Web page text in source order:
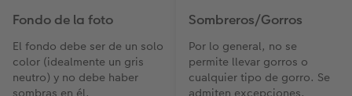
Fondo de la foto
El fondo debe ser de un solo
color (idealmente un gris
neutro) y no debe haber
sombras en él.
Sombreros/Gorros
Por lo general, no se
permite llevar gorros o
cualquier tipo de gorro. Se
admiten excepciones,